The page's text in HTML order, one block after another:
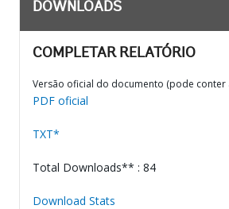
DOWNLOADS
COMPLETAR RELATÓRIO
Versão oficial do documento (pode conter
PDF oficial
TXT*
Total Downloads** : 84
Download Stats